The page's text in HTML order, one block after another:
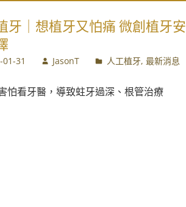
牙｜想植牙又怕痛 微創植牙安
31 JasonT 人工植牙, 最新消息
怕看牙醫，導致蛀牙過深、根管治療